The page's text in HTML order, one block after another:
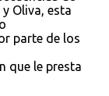
Oliva, esta
parte de los
que le presta